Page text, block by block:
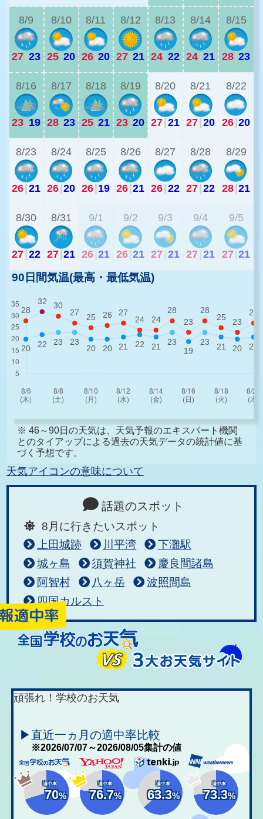
8/9
27 23
8/10
25 20
8/11
26 20
8/12
27 21
8/13
24 22
8/14
24 21
8/15
28 23
8/16
23 19
8/17
28 23
8/18
25 21
8/19
23 20
8/20
27 21
8/21
27 20
8/22
26 20
8/23
26 21
8/24
26 20
8/25
26 19
8/26
26 21
8/27
26 22
8/28
27 22
8/29
28 21
8/30
27 22
8/31
27 21
9/1
26 21
9/2
26 21
9/3
27 21
9/4
27 21
9/5
27 21
90日間気温(最高・最低気温)
※ 46～90日の天気は、天気予報のエキスパート機関
とのタイアップによる過去の天気データの統計値に基
づく予想です。
天気アイコンの意味について
話題のスポット
8月に行きたいスポット
上田城跡
川平湾
下灘駅
城ヶ島
須賀神社
慶良間諸島
阿智村
八ヶ岳
波照間島
四国カルスト
頑張れ！学校のお天気
▶直近一ヵ月の適中率比較
※2026/07/07～2026/08/05集計の値
適中率
70%
適中率
76.7%
適中率
63.3%
適中率
73.3%